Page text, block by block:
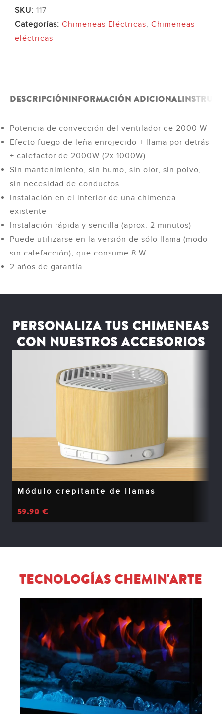
SKU: 117
Categorías: Chimeneas Eléctricas, Chimeneas
eléctricas
DESCRIPCIÓNINFORMACIÓN ADICIONAL
Potencia de convección del ventilador de 2000 W
Efecto fuego de leña enrojecido + llama por detrás
+ calefactor de 2000W (2x 1000W)
Sin mantenimiento, sin humo, sin olor, sin polvo,
sin necesidad de conductos
Instalación en el interior de una chimenea
existente
Instalación rápida y sencilla (aprox. 2 minutos)
Puede utilizarse en la versión de sólo llama (modo
sin calefacción), que consume 8 W
2 años de garantía
PERSONALIZA TUS CHIMENEAS
CON NUESTROS ACCESORIOS
Módulo crepitante de llamas
59.90 €
TECNOLOGÍAS CHEMIN'ARTE